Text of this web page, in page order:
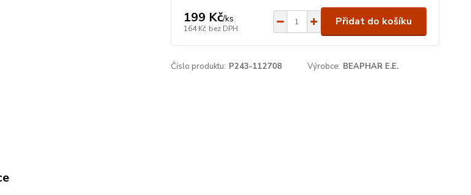
199 Kč/ks
164 Kč bez DPH
Přidat do košíku
Číslo produktu: P243-112708 Výrobce: BEAPHAR E.E.